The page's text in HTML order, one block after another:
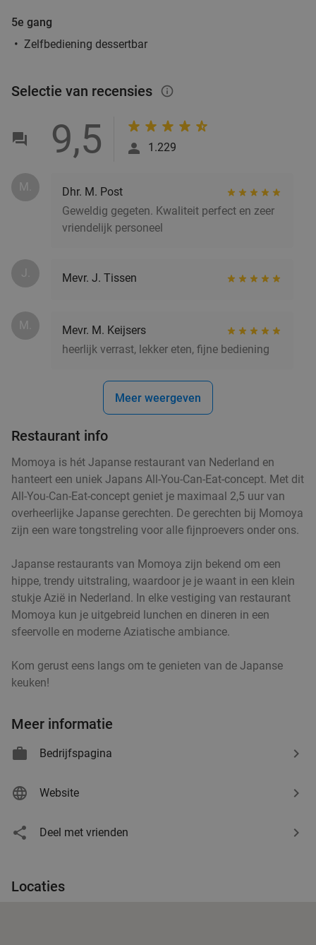
5e gang
Zelfbediening dessertbar
Selectie van recensies info_outlined
9,5 1.229
M.
Dhr. M. Post
Geweldig gegeten. Kwaliteit perfect en zeer
vriendelijk personeel
J. Mevr. J. Tissen
M.
Mevr. M. Keijsers
heerlijk verrast, lekker eten, fijne bediening
Meer weergeven
Restaurant info
Momoya is hét Japanse restaurant van Nederland en
hanteert een uniek Japans All-You-Can-Eat-concept. Met dit
All-You-Can-Eat-concept geniet je maximaal 2,5 uur van
overheerlijke Japanse gerechten. De gerechten bij Momoya
zijn een ware tongstreling voor alle fijnproevers onder ons.
Japanse restaurants van Momoya zijn bekend om een
hippe, trendy uitstraling, waardoor je je waant in een klein
stukje Azië in Nederland. In elke vestiging van restaurant
Momoya kun je uitgebreid lunchen en dineren in een
sfeervolle en moderne Aziatische ambiance.
Kom gerust eens langs om te genieten van de Japanse
keuken!
Meer informatie
Bedrijfspagina
Website
Deel met vrienden
Locaties